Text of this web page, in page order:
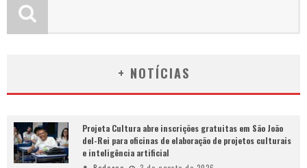
+ NOTÍCIAS
Projeta Cultura abre inscrições gratuitas em São João
del-Rei para oficinas de elaboração de projetos culturais
e inteligência artificial